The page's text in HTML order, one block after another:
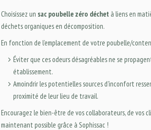
Choisissez un sac poubelle zéro déchet à liens en
déchets organiques en décomposition.
En fonction de l’emplacement de votre poubelle/
Éviter que ces odeurs désagréables ne se
établissement.
Amoindrir les potentielles sources d’inconfort
proximité de leur lieu de travail.
Encouragez le bien-être de vos collaborateurs, de vos
maintenant possible grâce à Sophissac !